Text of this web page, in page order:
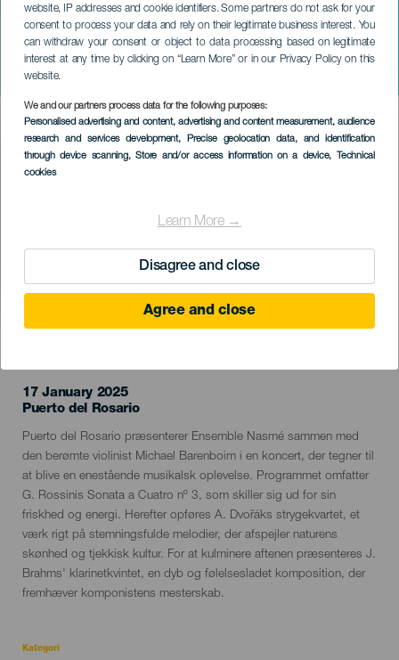
website, IP addresses and cookie identifiers. Some partners do not ask for your
consent to process your data and rely on their legitimate business interest. You
can withdraw your consent or object to data processing based on legitimate
interest at any time by clicking on “Learn More” or in our Privacy Policy on this
website.
We and our partners process data for the following purposes:
Personalised advertising and content, advertising and content measurement, audience
research and services development, Precise geolocation data, and identification
through device scanning, Store and/or access information on a device, Technical
cookies
Learn More →
Disagree and close
Agree and close
Ensemble Nasmé &
Michael BarenBoim
FUERTEVENTURA
Imagen
Listado
17 January 2025
Localidad
Puerto del Rosario
Descripción
del
evento
Puerto del Rosario præsenterer Ensemble Nasmé sammen med
den berømte violinist Michael Barenboim i en koncert, der tegner til
at blive en enestående musikalsk oplevelse. Programmet omfatter
G. Rossinis Sonata a Cuatro nº 3, som skiller sig ud for sin
friskhed og energi. Herefter opføres A. Dvořáks strygekvartet, et
værk rigt på stemningsfulde melodier, der afspejler naturens
skønhed og tjekkisk kultur. For at kulminere aftenen præsenteres J.
Brahms' klarinetkvintet, en dyb og følelsesladet komposition, der
fremhæver komponistens mesterskab.
Kategori